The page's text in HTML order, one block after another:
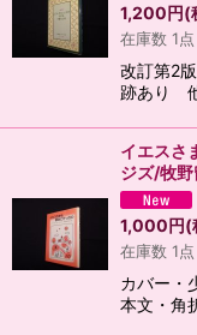
1,200円(
在庫数 1点
改訂第2
跡あり
イエスさ
ジズ/牧野
1,000円(
在庫数 1点
カバー・
本文・角